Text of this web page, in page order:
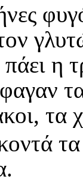
πάει η
τα
τα
τα